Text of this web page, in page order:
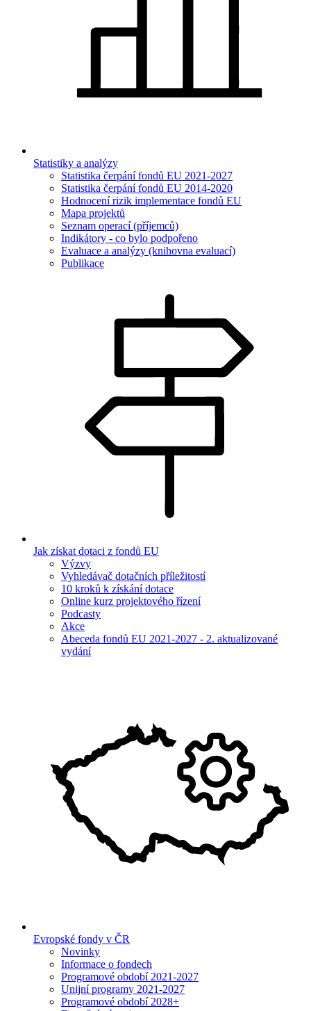
Statistiky a analýzy
Statistika čerpání fondů EU 2021-2027
Statistika čerpání fondů EU 2014-2020
Hodnocení rizik implementace fondů EU
Mapa projektů
Seznam operací (příjemců)
Indikátory - co bylo podpořeno
Evaluace a analýzy (knihovna evaluací)
Publikace
Jak získat dotaci z fondů EU
Výzvy
Vyhledávač dotačních příležitostí
10 kroků k získání dotace
Online kurz projektového řízení
Podcasty
Akce
Abeceda fondů EU 2021-2027 - 2. aktualizované
vydání
Evropské fondy v ČR
Novinky
Informace o fondech
Programové období 2021-2027
Unijní programy 2021-2027
Programové období 2028+